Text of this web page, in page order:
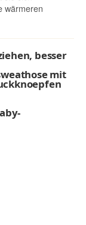
wärmeren
besser